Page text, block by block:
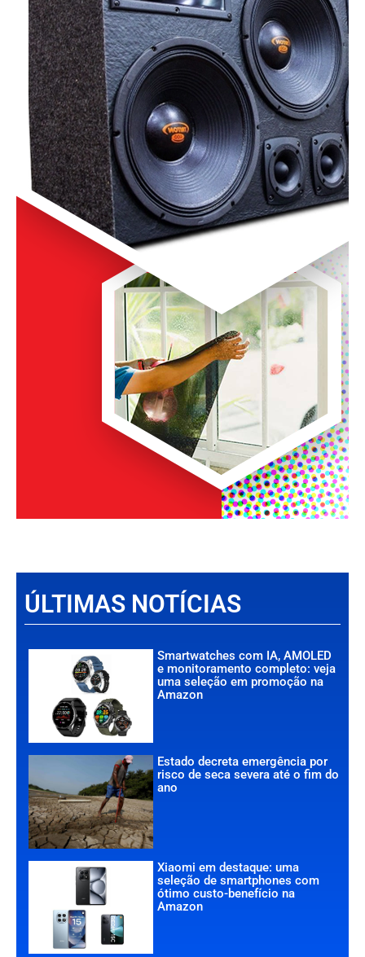
ÚLTIMAS NOTÍCIAS
Smartwatches com IA, AMOLED
e monitoramento completo: veja
uma seleção em promoção na
Amazon
Estado decreta emergência por
risco de seca severa até o fim do
ano
Xiaomi em destaque: uma
seleção de smartphones com
ótimo custo-benefício na
Amazon